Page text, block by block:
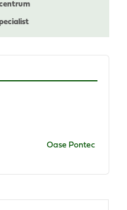
Oase Pontec